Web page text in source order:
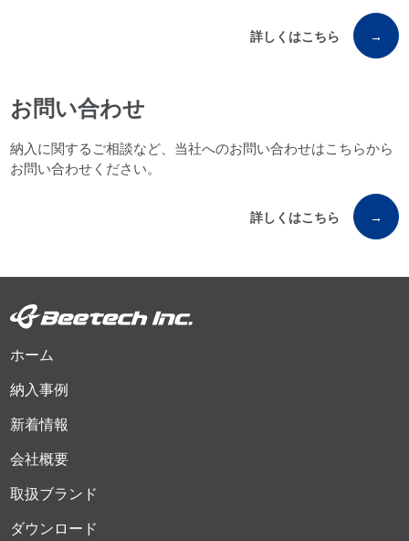
詳しくはこちら →
お問い合わせ
納入に関するご相談など、当社へのお問い合わせはこちらから
お問い合わせください。
詳しくはこちら →
ホーム
納入事例
新着情報
会社概要
取扱ブランド
ダウンロード